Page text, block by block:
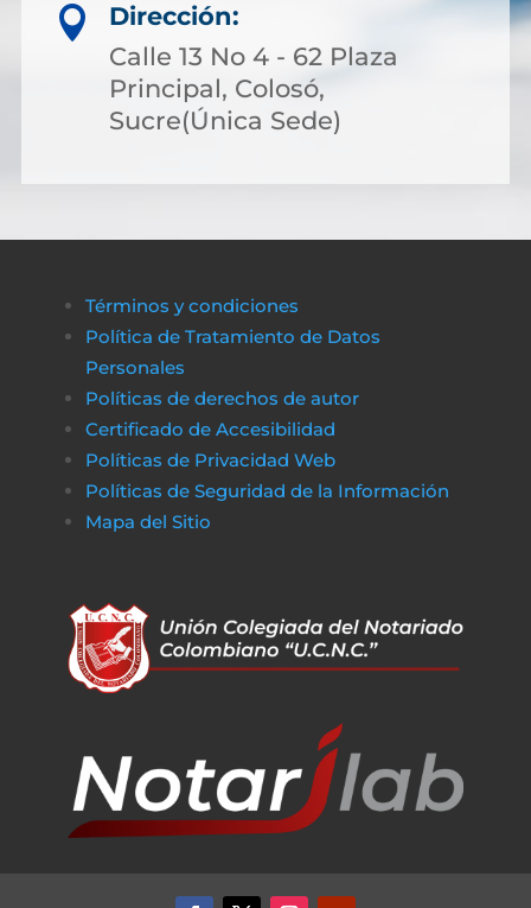

Dirección:
Calle 13 No 4 - 62 Plaza
Principal, Colosó,
Sucre(Única Sede)
Términos y condiciones
Política de Tratamiento de Datos
Personales
Políticas de derechos de autor
Certificado de Accesibilidad
Políticas de Privacidad Web
Políticas de Seguridad de la Información
Mapa del Sitio